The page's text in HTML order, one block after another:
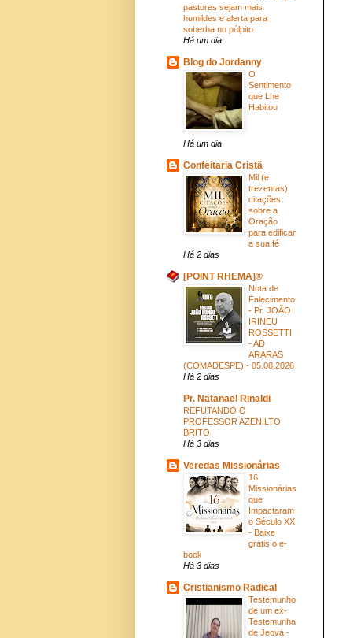
pastores sejam mais
humildes e alerta para
soberba no púlpito
Há um dia
Blog do Jordanny
O
Sentimento
que Lhe
Habitou
Há um dia
Confeitaria Cristã
Mil (e
trezentas)
citações
sobre a
Oração
para edificar
a sua fé
Há 2 dias
[POINT RHEMA]®
Nota de
Falecimento
- Pr. JOÃO
IRINEU
ROSSETTI
- AD
ARARAS
(COMADESPE) - 05.08.2026
Há 2 dias
Pr. Natanael Rinaldi
REFUTANDO O
PROFESSOR AZENILTO
BRITO
Há 3 dias
Veredas Missionárias
16
Missionárias
que
Impactaram
o Século XX
- Baixe
grátis o e-
book
Há 3 dias
Cristianismo Radical
Testemunho
de um ex-
Testemunha
de Jeová -